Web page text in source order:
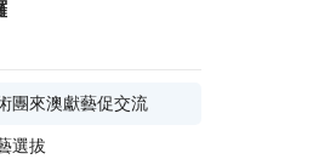
團來澳獻藝促交流
選拔